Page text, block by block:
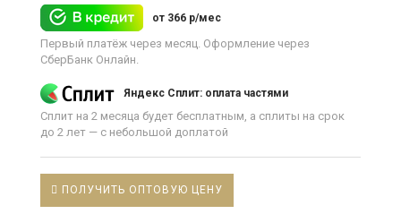
от 366 р/мес
Первый платёж через месяц. Оформление через
СберБанк Онлайн.
Яндекс Сплит: оплата частями
Сплит на 2 месяца будет бесплатным, а сплиты на срок
до 2 лет — с небольшой доплатой
ПОЛУЧИТЬ ОПТОВУЮ ЦЕНУ